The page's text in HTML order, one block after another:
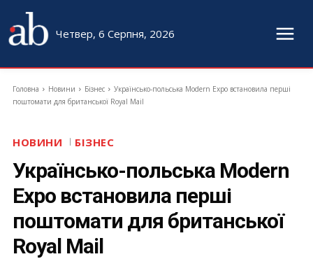
Четвер, 6 Серпня, 2026
Головна Новини Бізнес
Українсько-польська Modern Expo встановила перші
поштомати для британської Royal Mail
НОВИНИ БІЗНЕС
Українсько-польська Modern
Expo встановила перші
поштомати для британської
Royal Mail